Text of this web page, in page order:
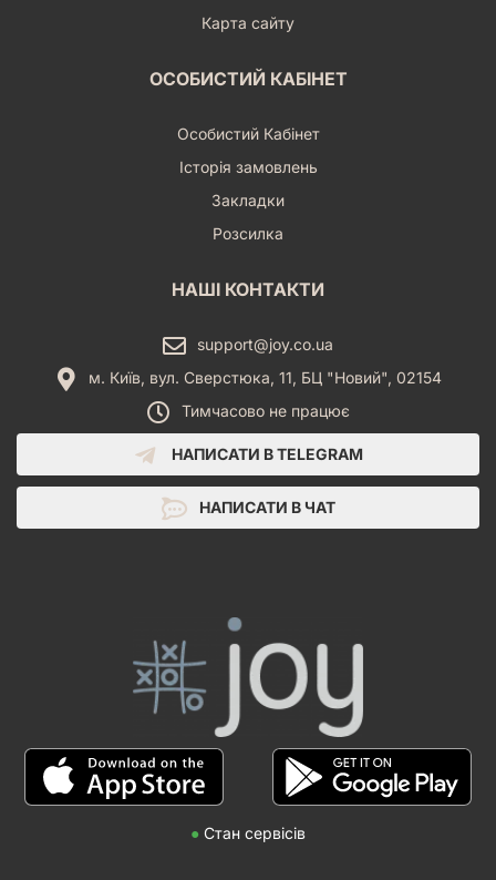
Карта сайту
ОСОБИСТИЙ КАБІНЕТ
Особистий Кабінет
Історія замовлень
Закладки
Розсилка
НАШІ КОНТАКТИ
support@joy.co.ua
м. Київ, вул. Сверстюка, 11, БЦ "Новий", 02154
Тимчасово не працює
НАПИСАТИ В TELEGRAM
НАПИСАТИ В ЧАТ
● Стан сервісів